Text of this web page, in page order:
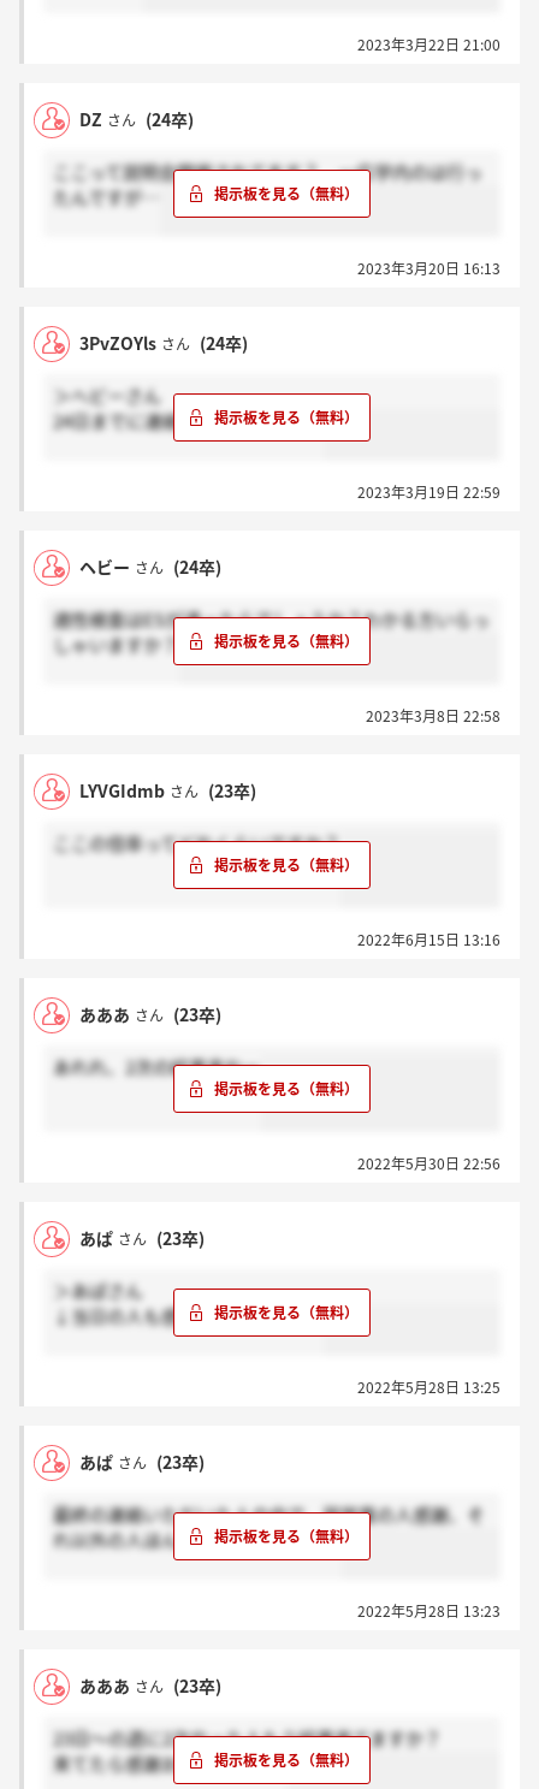
2023年3月22日 21:00
DZ さん (24卒)
ここって説明会開催されてます？ 一応学内のは行っ
たんですが…
2023年3月20日 16:13
3PvZOYls さん (24卒)
＞ヘビーさん
24日までに連絡来るそうですよ！
2023年3月19日 22:59
ヘビー さん (24卒)
適性検査はESが通ったらでしょうか？わかる方いらっ
しゃいますか？
2023年3月8日 22:58
LYVGIdmb さん (23卒)
ここの倍率ってどれくらいですか？
2022年6月15日 13:16
あああ さん (23卒)
あれれ、2次の結果来ねー
2022年5月30日 22:56
あぱ さん (23卒)
＞あぱさん
↓当日の人も感謝してください！
2022年5月28日 13:25
あぱ さん (23卒)
最終の連絡いただいた人の中で、翌営業の人感謝、そ
れ以外の人ほんと？お願いします！
2022年5月28日 13:23
あああ さん (23卒)
23日～の週に2次やった人もう結果来てますか？
来てたら感謝お願いします。